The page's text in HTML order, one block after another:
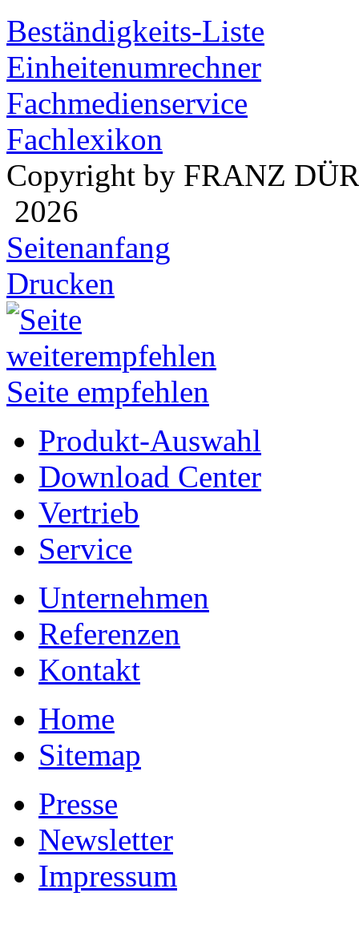
Beständigkeits-Liste
Einheitenumrechner
Fachmedienservice
Fachlexikon
Copyright by FRANZ
2026
Seitenanfang
Drucken
Seite empfehlen
Produkt-Auswahl
Download Center
Vertrieb
Service
Unternehmen
Referenzen
Kontakt
Home
Sitemap
Presse
Newsletter
Impressum